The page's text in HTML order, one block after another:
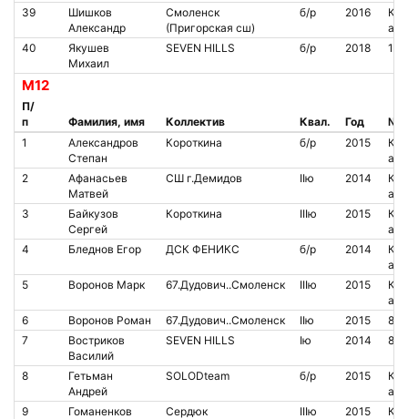
39
Шишков
Александр
Смоленск
(Пригорская сш)
б/р 2016
40
Якушев
Михаил
SEVEN HILLS б/р 2018
М12
П/
п
Фамилия, имя Коллектив Квал. Год
№
1
Александров
Степан
Короткина б/р 2015
2
Афанасьев
Матвей
СШ г.Демидов IIю 2014
3
Байкузов
Сергей
Короткина IIIю 2015
4
Бледнов Егор ДСК ФЕНИКС б/р 2014
5
Воронов Марк 67.Дудович..Смоленск IIIю 2015
6
Воронов Роман 67.Дудович..Смоленск IIю 2015
7
Востриков
Василий
SEVEN HILLS Iю 2014
8
Гетьман
Андрей
SOLODteam б/р 2015
9
Гоманенков
Сердюк IIIю 2015